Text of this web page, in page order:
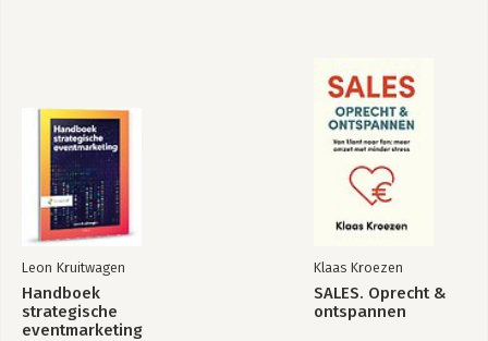
Leon Kruitwagen
Handboek
strategische
eventmarketing
Klaas Kroezen
SALES. Oprecht &
ontspannen